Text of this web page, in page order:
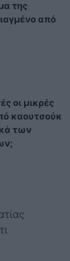
της
από
οι μικρές
καουτσούκ
των